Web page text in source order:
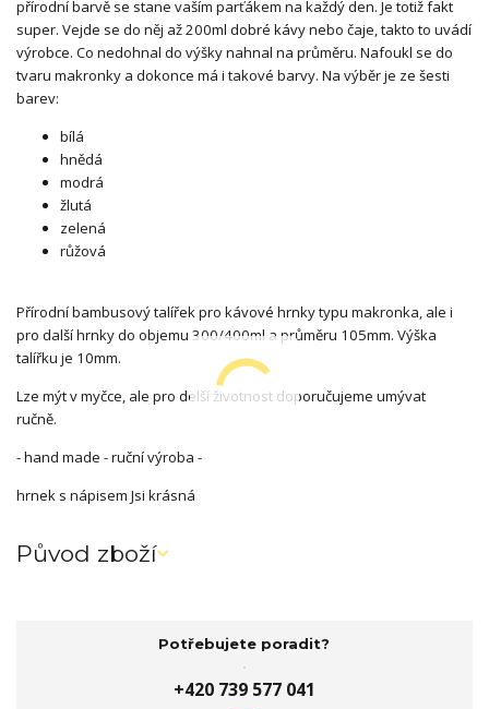
přírodní barvě se stane vaším parťákem na každý den. Je totiž fakt
super. Vejde se do něj až 200ml dobré kávy nebo čaje, takto to uvádí
výrobce. Co nedohnal do výšky nahnal na průměru. Nafoukl se do
tvaru makronky a dokonce má i takové barvy. Na výběr je ze šesti
barev:
bílá
hnědá
modrá
žlutá
zelená
růžová
Přírodní bambusový talířek pro kávové hrnky typu makronka, ale i
pro další hrnky do objemu 300/400ml a průměru 105mm. Výška
talířku je 10mm.
Lze mýt v myčce, ale pro delší životnost doporučujeme umývat
ručně.
- hand made - ruční výroba -
hrnek s nápisem Jsi krásná
Původ zboží
Potřebujete poradit?
+420 739 577 041